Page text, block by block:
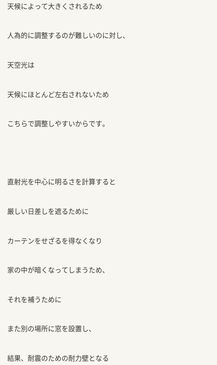
天候によって大きくされるため
人為的に調整するのが難しいのに対し、
天空光は
天候にほとんど左右されないため
こちらで調整しやすいからです。
直射光を中心に明るさを計算すると
厳しい日差しを遮るために
カーテンをせざるを得なくなり
家の中が暗くなってしまうため、
それを補うために
また別の場所に窓を設置し、
結果、耐震のための耐力壁となる